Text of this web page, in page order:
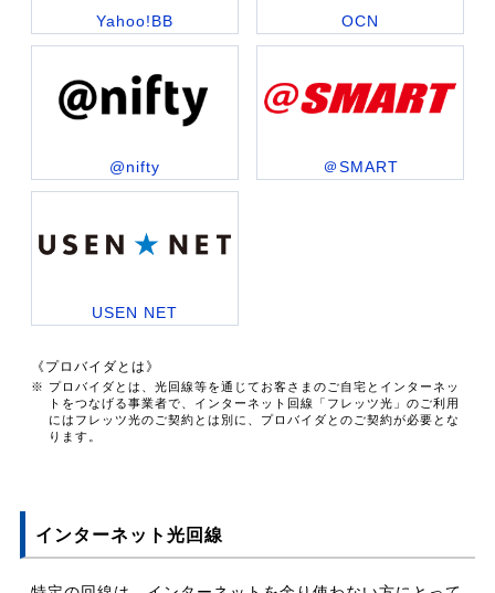
Yahoo!BB OCN
@nifty ＠SMART
USEN NET
《プロバイダとは》
※ プロバイダとは、光回線等を通じてお客さまのご自宅とインターネッ
トをつなげる事業者で、インターネット回線「フレッツ光」のご利用
にはフレッツ光のご契約とは別に、プロバイダとのご契約が必要とな
ります。
インターネット光回線